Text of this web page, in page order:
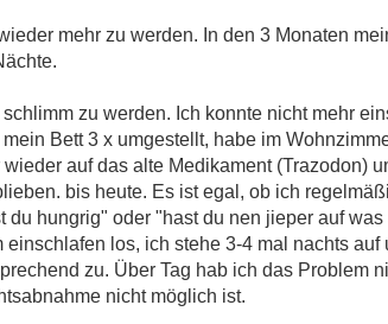
mehr zu werden. In den 3 Monaten
zu werden. Ich konnte nicht mehr
Bett 3 x umgestellt, habe im
auf das alte Medikament (Trazodon)
bis heute. Es ist egal, ob ich
hungrig" oder "hast du nen jieper auf
los, ich stehe 3-4 mal nachts
zu. Über Tag hab ich das Problem
nicht möglich ist.